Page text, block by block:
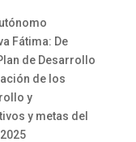
Fátima: De
de Desarrollo
de los
y
y metas del